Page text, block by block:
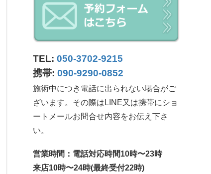
TEL: 050-3702-9215
携帯: 090-9290-0852
施術中につき電話に出られない場合がご
ざいます。その際はLINE又は携帯にショ
ートメールお問合せ内容をお伝え下さ
い。
営業時間：電話対応時間10時〜23時
来店10時〜24時(最終受付22時)